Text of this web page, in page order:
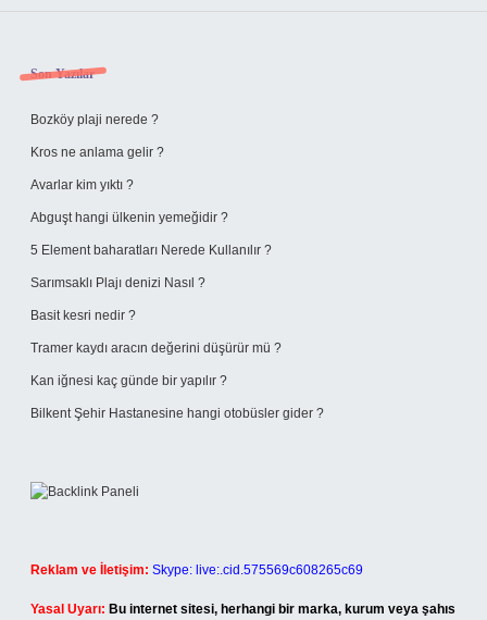
Sidebar
Son Yazılar
Bozköy plaji nerede ?
Kros ne anlama gelir ?
Avarlar kim yıktı ?
Abguşt hangi ülkenin yemeğidir ?
5 Element baharatları Nerede Kullanılır ?
Sarımsaklı Plajı denizi Nasıl ?
Basit kesri nedir ?
Tramer kaydı aracın değerini düşürür mü ?
Kan iğnesi kaç günde bir yapılır ?
Bilkent Şehir Hastanesine hangi otobüsler gider ?
Reklam ve İletişim: Skype: live:.cid.575569c608265c69
Yasal Uyarı: Bu internet sitesi, herhangi bir marka, kurum veya şahıs